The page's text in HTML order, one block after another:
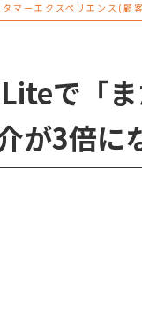
マーエクスペリエンス(顧
で「
が3倍に